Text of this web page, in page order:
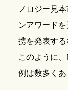
ノロジー見
ンアワード
携を発表する
このように
例は数多く